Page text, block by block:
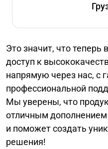
Это значит, что
доступ к
напрямую через нас, с
профессиональной
Мы уверены, что
отличным
и поможет создать
решения!